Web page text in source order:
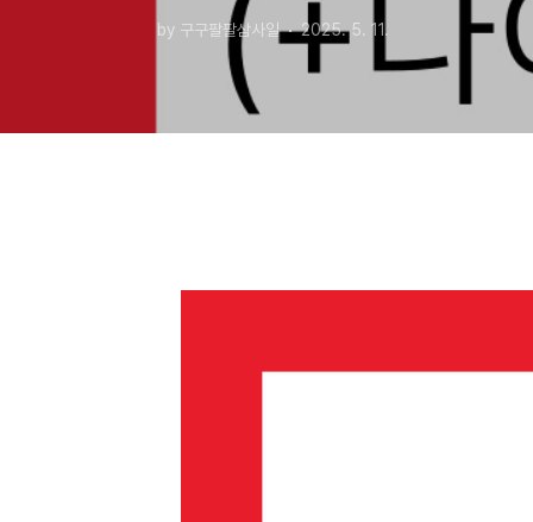
by 구구팔팔삼사일 2025. 5. 11.